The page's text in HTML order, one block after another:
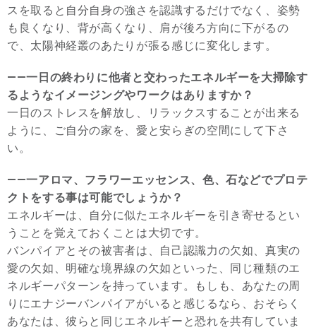
スを取ると自分自身の強さを認識するだけでなく、姿勢
も良くなり、背が高くなり、肩が後ろ方向に下がるの
で、太陽神経叢のあたりが張る感じに変化します。
――一日の終わりに他者と交わったエネルギーを大掃除す
るようなイメージングやワークはありますか？
一日のストレスを解放し、リラックスすることが出来る
ように、ご自分の家を、愛と安らぎの空間にして下さ
い。
――一アロマ、フラワーエッセンス、色、石などでプロテ
クトをする事は可能でしょうか？
エネルギーは、自分に似たエネルギーを引き寄せるとい
うことを覚えておくことは大切です。
バンパイアとその被害者は、自己認識力の欠如、真実の
愛の欠如、明確な境界線の欠如といった、同じ種類のエ
ネルギーパターンを持っています。もしも、あなたの周
りにエナジーバンパイアがいると感じるなら、おそらく
あなたは、彼らと同じエネルギーと恐れを共有していま